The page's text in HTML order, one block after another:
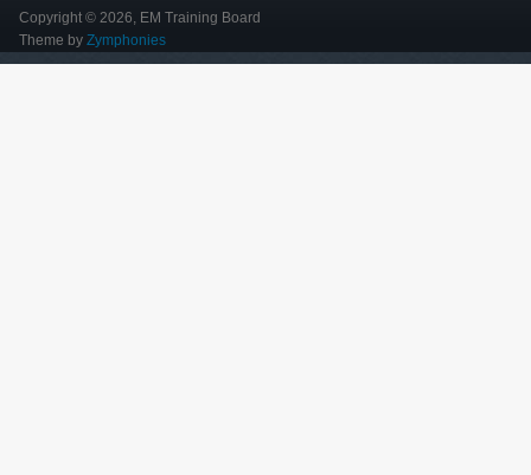
Copyright © 2026, EM Training Board
Theme by Zymphonies